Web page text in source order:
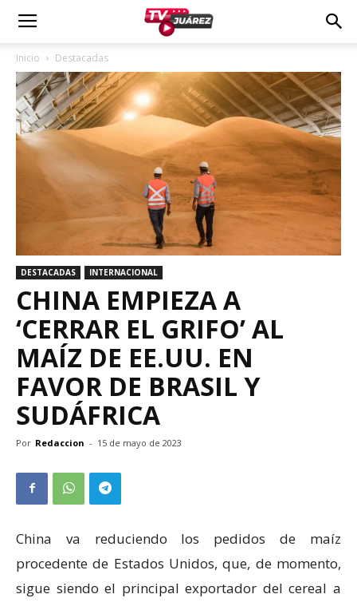
Inicio Destacadas
DESTACADAS INTERNACIONAL
CHINA EMPIEZA A
‘CERRAR EL GRIFO’ AL
MAÍZ DE EE.UU. EN
FAVOR DE BRASIL Y
SUDÁFRICA
Por Redaccion - 15 de mayo de 2023
China va reduciendo los pedidos de maíz
procedente de Estados Unidos, que, de momento,
sigue siendo el principal exportador del cereal a